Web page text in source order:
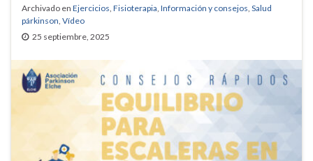
Archivado en Ejercicios, Fisioterapia, Información y consejos, Salud
párkinson, Vídeo
25 septiembre, 2025